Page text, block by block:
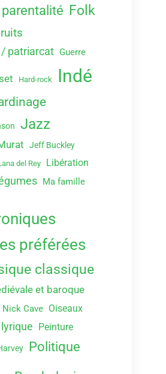
Folk
patriarcat Guerre
Hard-rock Indé
Jazz
Jeff Buckley
del Rey Libération
Ma famille
préférées
classique
et baroque
Nick Cave Oiseaux
Peinture
Politique